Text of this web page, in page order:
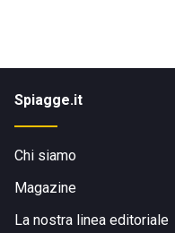
Spiagge.it
Chi siamo
Magazine
La nostra linea editoriale